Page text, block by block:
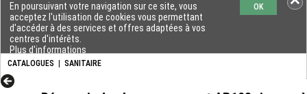
CATALOGUES SANITAIRE
En poursuivant votre navigation sur ce site, vous
acceptez l'utilisation de cookies vous permettant
d'accéder à des services et offres adaptées à vos
centres d'intérêts.
Plus d'informations
OK